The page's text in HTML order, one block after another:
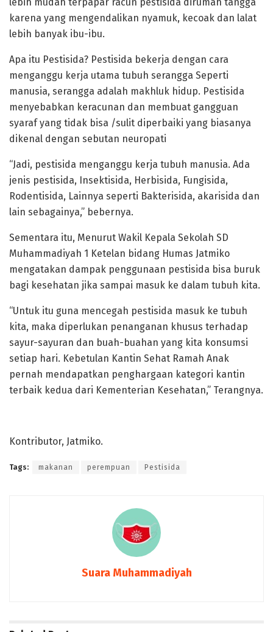
karena yang mengendalikan nyamuk, kecoak dan lalat
lebih banyak ibu-ibu.
Apa itu Pestisida? Pestisida bekerja dengan cara
menganggu kerja utama tubuh serangga Seperti
manusia, serangga adalah makhluk hidup. Pestisida
menyebabkan keracunan dan membuat gangguan
syaraf yang tidak bisa /sulit diperbaiki yang biasanya
dikenal dengan sebutan neuropati
“Jadi, pestisida menganggu kerja tubuh manusia. Ada
jenis pestisida, Insektisida, Herbisida, Fungisida,
Rodentisida, Lainnya seperti Bakterisida, akarisida dan
lain sebagainya,” bebernya.
Sementara itu, Menurut Wakil Kepala Sekolah SD
Muhammadiyah 1 Ketelan bidang Humas Jatmiko
mengatakan dampak penggunaan pestisida bisa buruk
bagi kesehatan jika sampai masuk ke dalam tubuh kita.
“Untuk itu guna mencegah pestisida masuk ke tubuh
kita, maka diperlukan penanganan khusus terhadap
sayur-sayuran dan buah-buahan yang kita konsumsi
setiap hari. Kebetulan Kantin Sehat Ramah Anak
pernah mendapatkan penghargaan kategori kantin
terbaik kedua dari Kementerian Kesehatan,” Terangnya.
Kontributor, Jatmiko.
Tags: makanan perempuan Pestisida
Suara Muhammadiyah